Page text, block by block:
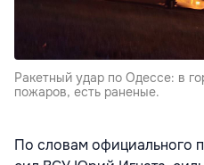
Ракетный удар по Одессе: в
пожаров, есть раненые.
По словам официального